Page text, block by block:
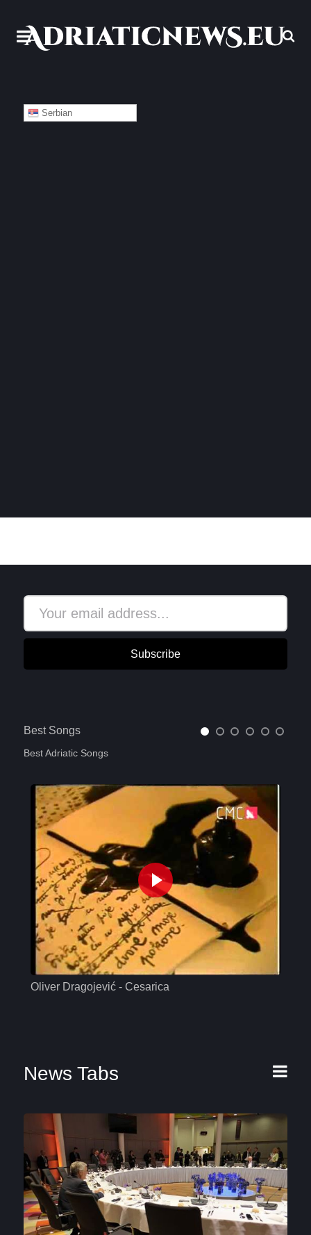
Serbian
Subscribe
Best Songs
Best Adriatic Songs
Oliver Dragojević - Cesarica
News Tabs